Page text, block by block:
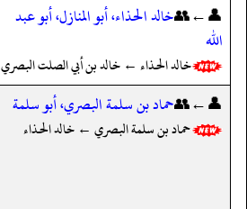
👤←👥خالد الحذاء، أبو المنازل، أبو عبد
الله
خالد الحذاء ← خالد بن أبي الصلت البصري
👤←👥حماد بن سلمة البصري، أبو سلمة
حماد بن سلمة البصري ← خالد الحذاء